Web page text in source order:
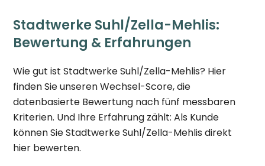
Stadtwerke Suhl/Zella-Mehlis:
Bewertung & Erfahrungen
Wie gut ist Stadtwerke Suhl/Zella-Mehlis? Hier
finden Sie unseren Wechsel-Score, die
datenbasierte Bewertung nach fünf messbaren
Kriterien. Und Ihre Erfahrung zählt: Als Kunde
können Sie Stadtwerke Suhl/Zella-Mehlis direkt
hier bewerten.